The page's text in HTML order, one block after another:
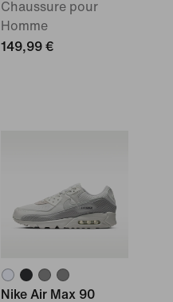
Chaussure pour
Homme
149,99 €
Nike Air Max 90